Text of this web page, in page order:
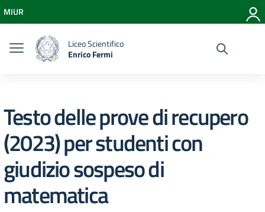
Vai al menu di navigazione
Vai al footer
MIUR
Liceo Scientifico
Enrico Fermi
Testo delle prove di recupero
(2023) per studenti con
giudizio sospeso di
matematica